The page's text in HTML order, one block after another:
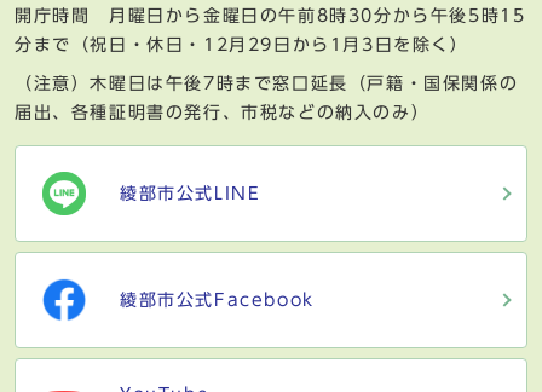
開庁時間 月曜日から金曜日の午前8時30分から午後5時15
分まで（祝日・休日・12月29日から1月3日を除く）
（注意）木曜日は午後7時まで窓口延長（戸籍・国保関係の
届出、各種証明書の発行、市税などの納入のみ）
綾部市公式LINE
綾部市公式Facebook